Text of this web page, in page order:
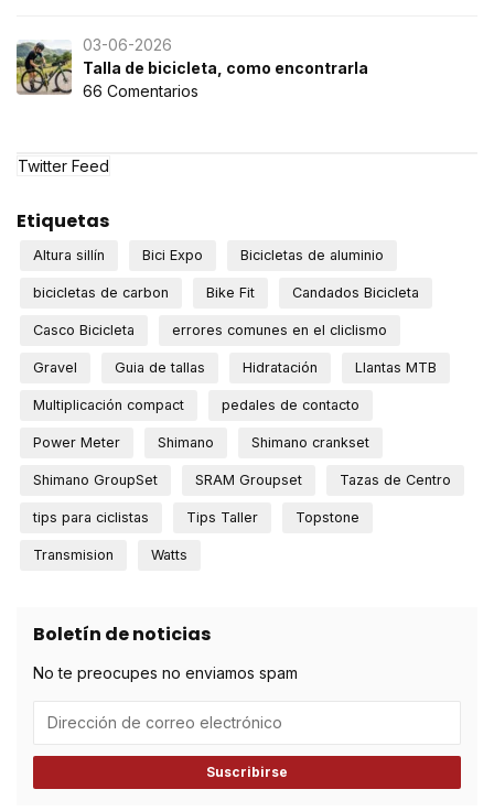
03-06-2026
Talla de bicicleta, como encontrarla
66 Comentarios
Twitter Feed
Etiquetas
Altura sillín Bici Expo Bicicletas de aluminio
bicicletas de carbon Bike Fit Candados Bicicleta
Casco Bicicleta errores comunes en el cliclismo
Gravel Guia de tallas Hidratación Llantas MTB
Multiplicación compact pedales de contacto
Power Meter Shimano Shimano crankset
Shimano GroupSet SRAM Groupset Tazas de Centro
tips para ciclistas Tips Taller Topstone
Transmision Watts
Boletín de noticias
No te preocupes no enviamos spam
Suscribirse